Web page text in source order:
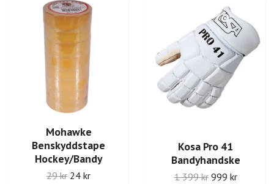
Mohawke
Benskyddstape
Hockey/Bandy
29 kr 24 kr
Kosa Pro 41
Bandyhandske
1 399 kr 999 kr